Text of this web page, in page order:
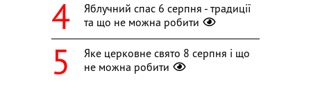
Яблучний спас 6 серпня - традиції
та що не можна робити
Яке церковне свято 8 серпня і що
не можна робити